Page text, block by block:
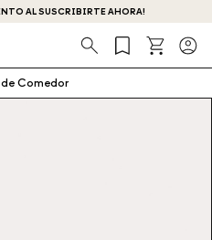
AL SUSCRIBIRTE AHORA!
Búsqueda
Comedor